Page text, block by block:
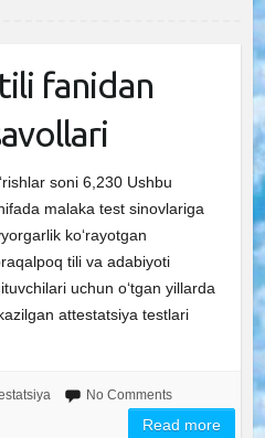
fanidan
soni 6,230 Ushbu
malaka test sinovlariga
ko‘rayotgan
tili va adabiyoti
uchun o‘tgan yillarda
attestatsiya testlari
No Comments
Read more